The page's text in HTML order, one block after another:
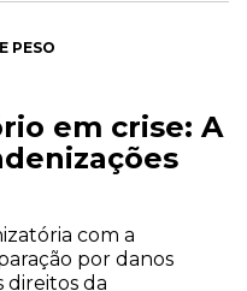
PESO
em crise: A
com a
por danos
direitos da